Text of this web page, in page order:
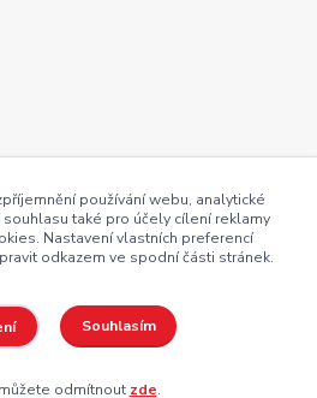
používání webu, analytické
také pro účely cílení reklamy
Nastavení vlastních preferencí
odkazem ve spodní části stránek.
Souhlasím
odmítnout zde.